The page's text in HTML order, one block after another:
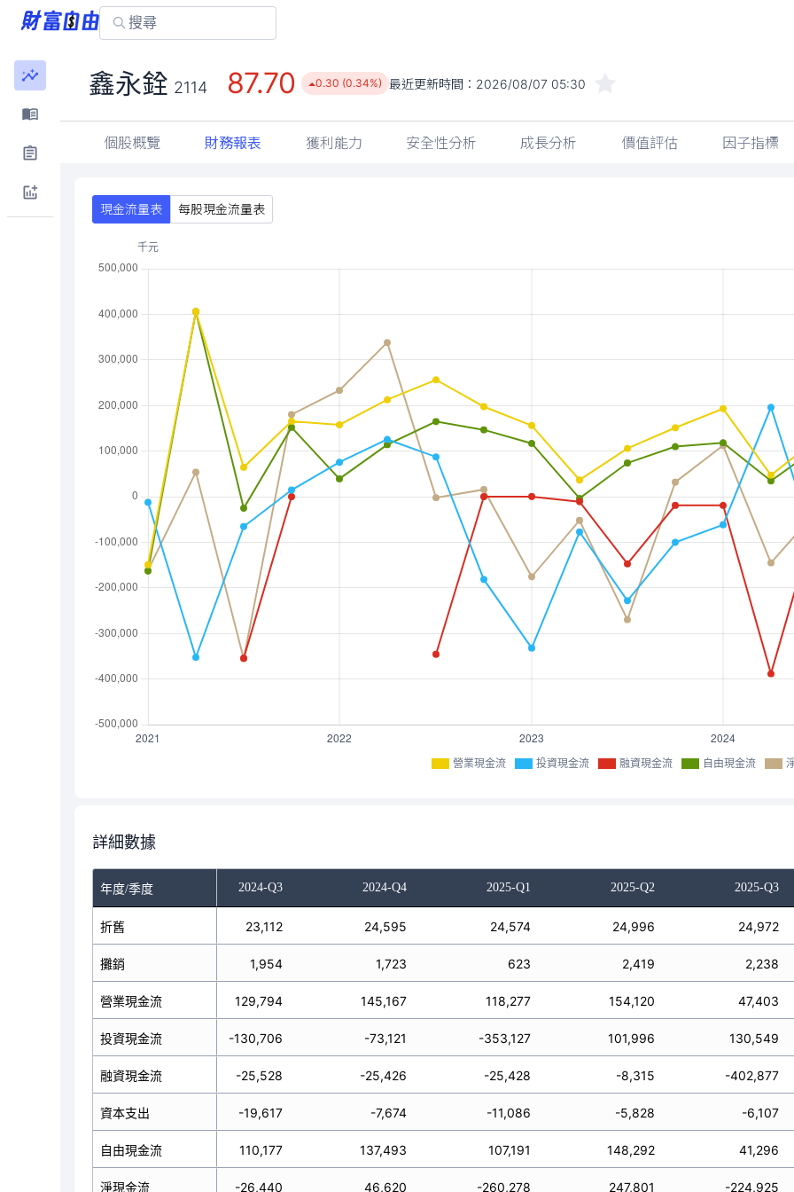
鑫永銓 2114 87.70 0.30 (0.34%) 最近更新時間： 2026/08/07 05:30
個股概覽 財務報表 獲利能力 安全性分析 成長分析 價值評估 因子指標
現金流量表 每股現金流量表
營業現金流 投資現金流 融資現金流 自由現金流
詳細數據
年度/季度
2024-Q2 2024-Q3 2024-Q4 2025-Q1 2025-Q2 2025-Q3
折舊
攤銷
營業現金流
投資現金流
融資現金流
資本支出
自由現金流
淨現金流
22,678 23,112 24,595 24,574 24,996 24,972
1,954 1,723 623 2,419 2,238
47,250 129,794 145,167 118,277 154,120 47,403
195,993 -130,706 -73,121 -353,127 101,996 130,549
-388,387 -25,528 -25,426 -25,428 -8,315 -402,877
-12,698 -19,617 -7,674 -11,086 -5,828 -6,107
34,552 110,177 137,493 107,191 148,292 41,296
-145,144 -26,440 46,620 -260,278 247,801 -224,925